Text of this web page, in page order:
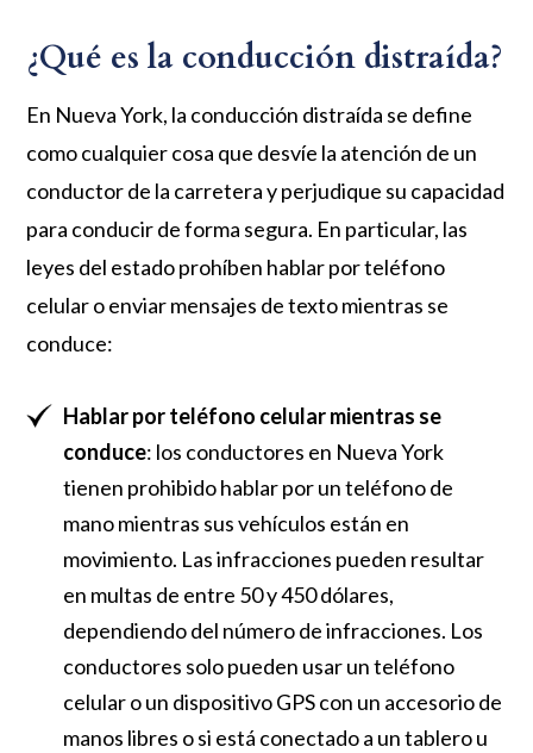
¿Qué es la conducción distraída?
En Nueva York, la conducción distraída se define
como cualquier cosa que desvíe la atención de un
conductor de la carretera y perjudique su capacidad
para conducir de forma segura. En particular, las
leyes del estado prohíben hablar por teléfono
celular o enviar mensajes de texto mientras se
conduce:
Hablar por teléfono celular mientras se
conduce: los conductores en Nueva York
tienen prohibido hablar por un teléfono de
mano mientras sus vehículos están en
movimiento. Las infracciones pueden resultar
en multas de entre 50 y 450 dólares,
dependiendo del número de infracciones. Los
conductores solo pueden usar un teléfono
celular o un dispositivo GPS con un accesorio de
manos libres o si está conectado a un tablero u